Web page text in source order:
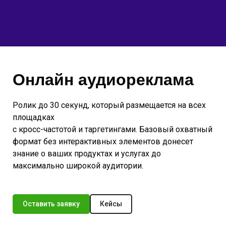
Онлайн аудиореклама
Ролик до 30 секунд, который размещается на всех
площадках
с кросс-частотой и таргетингами. Базовый охватный
формат без интерактивных элементов донесет
знание о ваших продуктах и услугах до
максимально широкой аудитории.
Оставить заявку Кейсы